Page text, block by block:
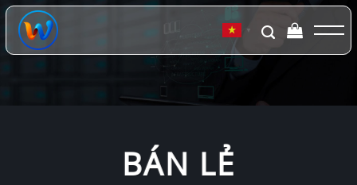
Chuyển
đến
dung
▼
BÁN LẺ